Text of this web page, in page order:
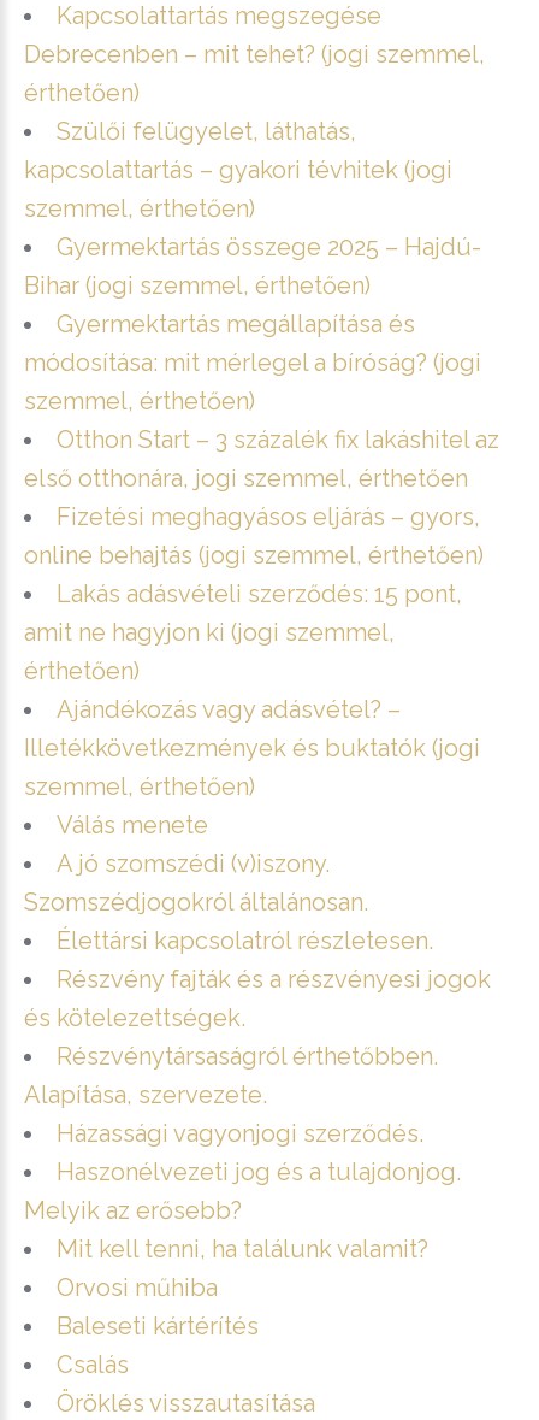
Kapcsolattartás megszegése
Debrecenben – mit tehet? (jogi szemmel,
érthetően)
Szülői felügyelet, láthatás,
kapcsolattartás – gyakori tévhitek (jogi
szemmel, érthetően)
Gyermektartás összege 2025 – Hajdú-
Bihar (jogi szemmel, érthetően)
Gyermektartás megállapítása és
módosítása: mit mérlegel a bíróság? (jogi
szemmel, érthetően)
Otthon Start – 3 százalék fix lakáshitel az
első otthonára, jogi szemmel, érthetően
Fizetési meghagyásos eljárás – gyors,
online behajtás (jogi szemmel, érthetően)
Lakás adásvételi szerződés: 15 pont,
amit ne hagyjon ki (jogi szemmel,
érthetően)
Ajándékozás vagy adásvétel? –
Illetékkövetkezmények és buktatók (jogi
szemmel, érthetően)
Válás menete
A jó szomszédi (v)iszony.
Szomszédjogokról általánosan.
Élettársi kapcsolatról részletesen.
Részvény fajták és a részvényesi jogok
és kötelezettségek.
Részvénytársaságról érthetőbben.
Alapítása, szervezete.
Házassági vagyonjogi szerződés.
Haszonélvezeti jog és a tulajdonjog.
Melyik az erősebb?
Mit kell tenni, ha találunk valamit?
Orvosi műhiba
Baleseti kártérítés
Csalás
Öröklés visszautasítása